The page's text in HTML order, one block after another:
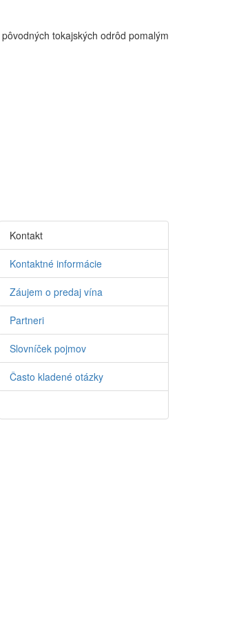
tokajských odrôd pomalým
Kontakt
Kontaktné informácie
Záujem o predaj vína
Partneri
Slovníček pojmov
Často kladené otázky